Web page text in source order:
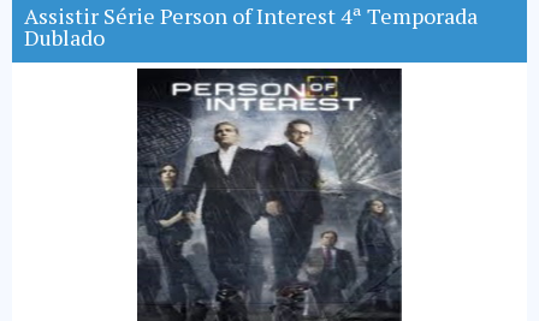
Assistir Série Person of Interest 4ª Temporada
Dublado